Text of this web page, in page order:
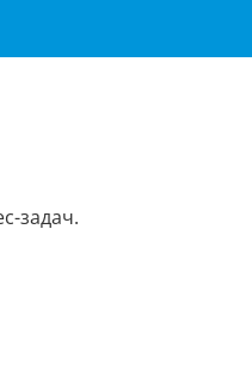
задач.